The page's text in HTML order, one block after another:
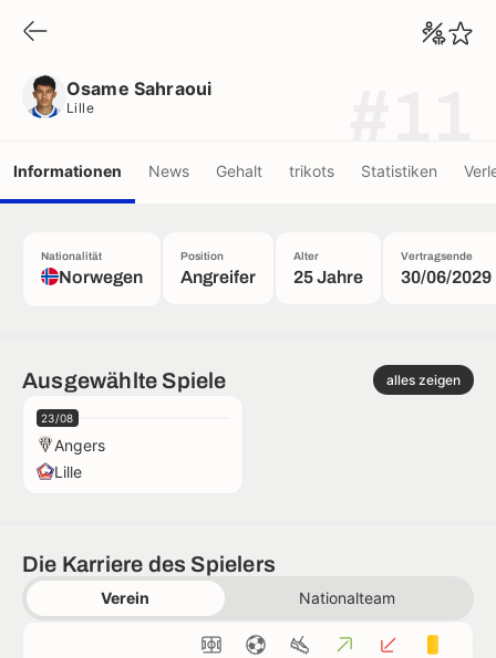
Osame Sahraoui
Lille
Informationen News Gehalt trikots Statistiken
Nationalität
Norwegen
Position
Angreifer
Alter
25 Jahre
Vertragsende
30/06/2029
Ausgewählte Spiele alles zeigen
23/08
Angers
Lille
Die Karriere des Spielers
Verein Nationalteam